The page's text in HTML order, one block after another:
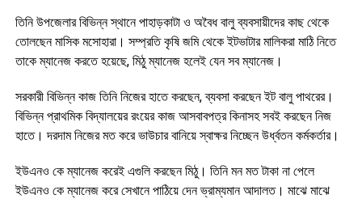
তিনি উপজেলার বিভিন্ন স্থানে পাহাড়কাটা ও অবৈধ বালু ব্যবসায়ীদের কাছ থেকে
তোলছেন মাসিক মসোহারা। সম্প্রতি কৃষি জমি থেকে ইটভাটার মালিকরা মাঠি নিতে
তাকে ম্যানেজ করতে হয়েছে, মিঠু ম্যানেজ হলেই যেন সব ম্যানেজ।
সরকারী বিভিন্ন কাজ তিনি নিজের হাতে করছেন, ব্যবসা করছেন ইট বালু পাথরের।
বিভিন্ন প্রাথমিক বিদ্যালয়ের রংয়ের কাজ আসবাবপত্র কিনাসহ সবই করছেন নিজ
হাতে। দরদাম নিজের মত করে ভাউচার বানিয়ে স্বাক্ষর নিচ্ছেন উর্ধ্বতন কর্মকর্তার।
ইউএনও কে ম্যানেজ করেই এগুলি করছেন মিঠু। তিনি মন মত টাকা না পেলে
ইউএনও কে ম্যানেজ করে সেখানে পাঠিয়ে দেন ভ্রাম্যমান আদালত। মাঝে মাঝে